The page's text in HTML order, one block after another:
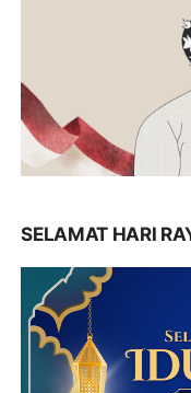
SELAMAT HARI